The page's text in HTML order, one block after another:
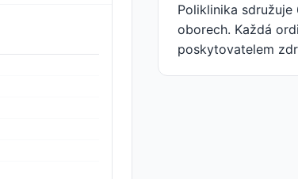
Poliklinika
oborech. Každá
poskytovatelem